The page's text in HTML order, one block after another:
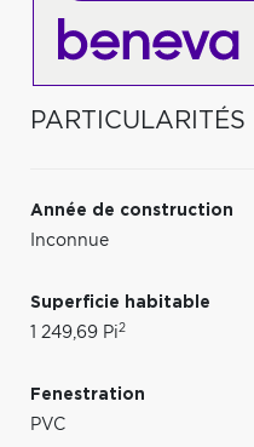
Année de construction
Inconnue
Superficie habitable
1 249,69 Pi2
Fenestration
PVC